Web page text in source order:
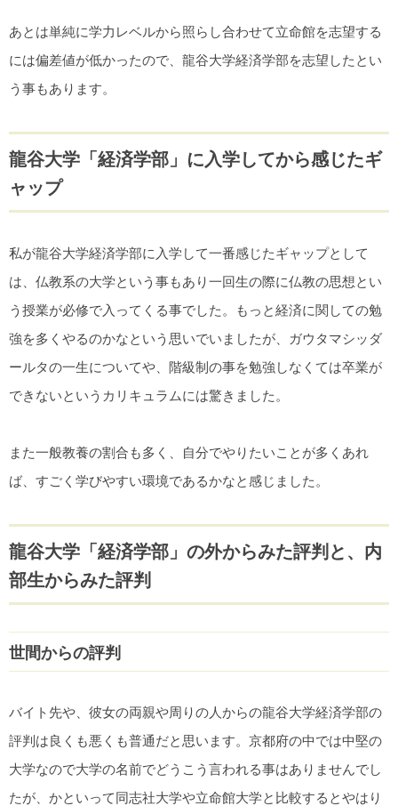
あとは単純に学力レベルから照らし合わせて立命館を志望する
には偏差値が低かったので、龍谷大学経済学部を志望したとい
う事もあります。
龍谷大学「経済学部」に入学してから感じたギ
ャップ
私が龍谷大学経済学部に入学して一番感じたギャップとして
は、仏教系の大学という事もあり一回生の際に仏教の思想とい
う授業が必修で入ってくる事でした。もっと経済に関しての勉
強を多くやるのかなという思いでいましたが、ガウタマシッダ
ールタの一生についてや、階級制の事を勉強しなくては卒業が
できないというカリキュラムには驚きました。
また一般教養の割合も多く、自分でやりたいことが多くあれ
ば、すごく学びやすい環境であるかなと感じました。
龍谷大学「経済学部」の外からみた評判と、内
部生からみた評判
世間からの評判
バイト先や、彼女の両親や周りの人からの龍谷大学経済学部の
評判は良くも悪くも普通だと思います。京都府の中では中堅の
大学なので大学の名前でどうこう言われる事はありませんでし
たが、かといって同志社大学や立命館大学と比較するとやはり